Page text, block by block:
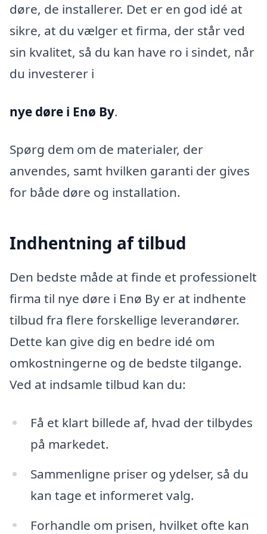
døre, de installerer. Det er en god idé at
sikre, at du vælger et firma, der står ved
sin kvalitet, så du kan have ro i sindet, når
du investerer i
nye døre i Enø By.
Spørg dem om de materialer, der
anvendes, samt hvilken garanti der gives
for både døre og installation.
Indhentning af tilbud
Den bedste måde at finde et professionelt
firma til nye døre i Enø By er at indhente
tilbud fra flere forskellige leverandører.
Dette kan give dig en bedre idé om
omkostningerne og de bedste tilgange.
Ved at indsamle tilbud kan du:
Få et klart billede af, hvad der tilbydes
på markedet.
Sammenligne priser og ydelser, så du
kan tage et informeret valg.
Forhandle om prisen, hvilket ofte kan